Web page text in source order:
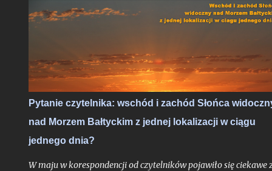
trudne do przebicia otwarcie nowego sezonu z nocami
astronomicznymi. Do pełni szczęścia brakowałby chyba tylko
dwóch lat - nawet takie scenariusze bywają realne. Po
zachęcie do obserwacji sierpniowych zaćmień zapraszam na
wskazówek odnośnie najbardziej lubianego przez amatorów
wakacyjnego roju meteorów, których tylko w jedną noc
ujrzeć więcej, niż większość ludzi zobaczy przez całe życie.
Oczywiście jak zawsze pod głównym warunkiem: jeśli
zachmurzenie zrobi sobie od nas wakacje...
Pytanie czytelnika: wschód i zachód Słońca
nad Morzem Bałtyckim z jednej lokalizacji w ciągu
jednego dnia?
W maju w korespondencji od czytelników pojawiło się ciekawe